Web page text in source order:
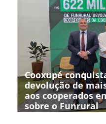
Cooxupé
devolução de
aos cooperados
sobre o Funrural